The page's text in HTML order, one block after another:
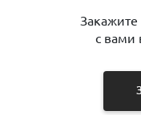
с вами